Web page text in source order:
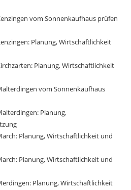
vom Sonnenkaufhaus prüfen
Planung, Wirtschaftlichkeit
Planung, Wirtschaftlichkeit
vom Sonnenkaufhaus
Planung,
Planung, Wirtschaftlichkeit und
Planung, Wirtschaftlichkeit und
Planung, Wirtschaftlichkeit